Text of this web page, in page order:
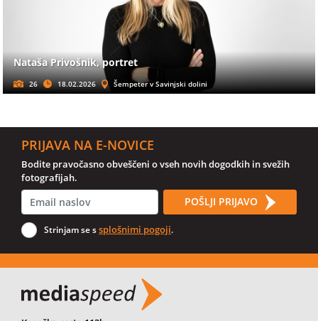
Nataša Privošnik, portret
26 18.02.2026 Šempeter v Savinjski dolini
PRIJAVA NA E-NOVICE
Bodite pravočasno obveščeni o vseh novih dogodkih in svežih
fotografijah.
POŠLJI PRIJAVO
Strinjam se ssplošnimi pogoji.